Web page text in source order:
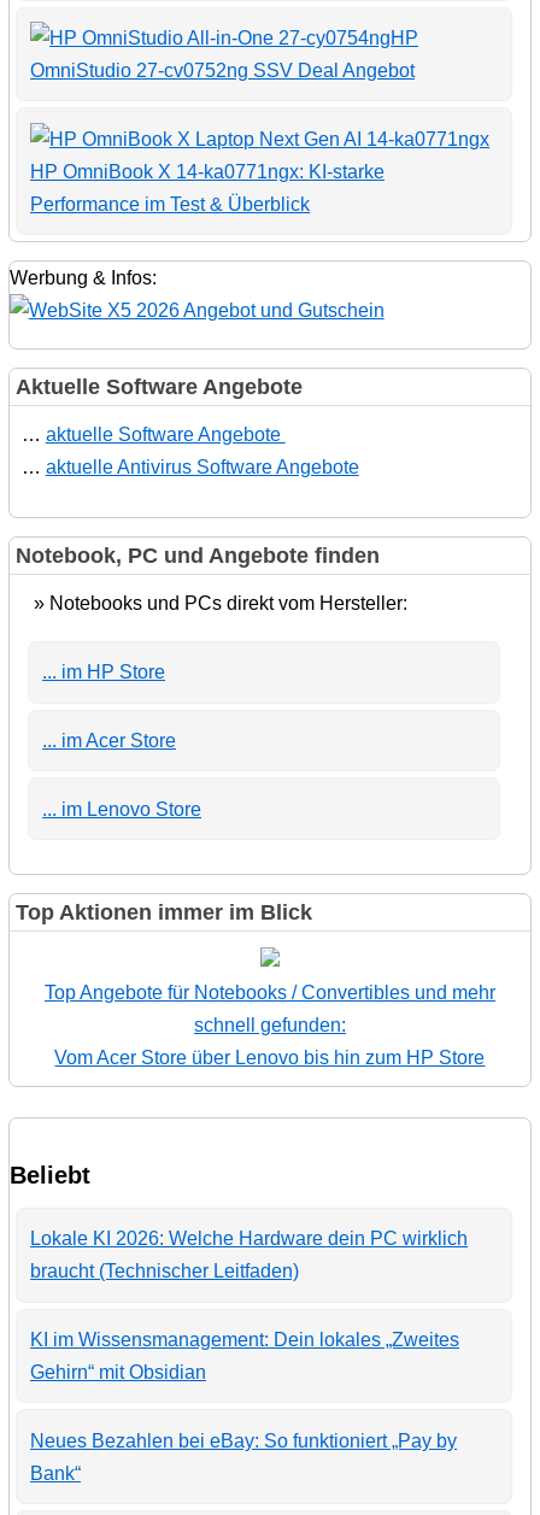
HP
OmniStudio 27-cv0752ng SSV Deal Angebot
HP OmniBook X 14-ka0771ngx: KI-starke
Performance im Test & Überblick
Werbung & Infos:
Aktuelle Software Angebote
… aktuelle Software Angebote
… aktuelle Antivirus Software Angebote
Notebook, PC und Angebote finden
» Notebooks und PCs direkt vom Hersteller:
... im HP Store
... im Acer Store
... im Lenovo Store
Top Aktionen immer im Blick
Top Angebote für Notebooks / Convertibles und mehr
schnell gefunden:
Vom Acer Store über Lenovo bis hin zum HP Store
Beliebt
Lokale KI 2026: Welche Hardware dein PC wirklich
braucht (Technischer Leitfaden)
KI im Wissensmanagement: Dein lokales „Zweites
Gehirn“ mit Obsidian
Neues Bezahlen bei eBay: So funktioniert „Pay by
Bank“